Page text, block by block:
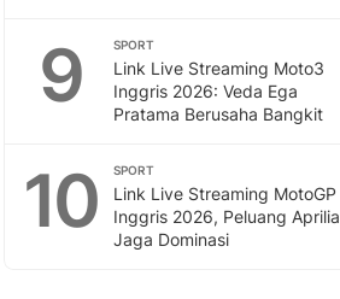
9 SPORT
Link Live Streaming Moto3
Inggris 2026: Veda Ega
Pratama Berusaha Bangkit
10 SPORT
Link Live Streaming MotoGP
Inggris 2026, Peluang Aprilia
Jaga Dominasi